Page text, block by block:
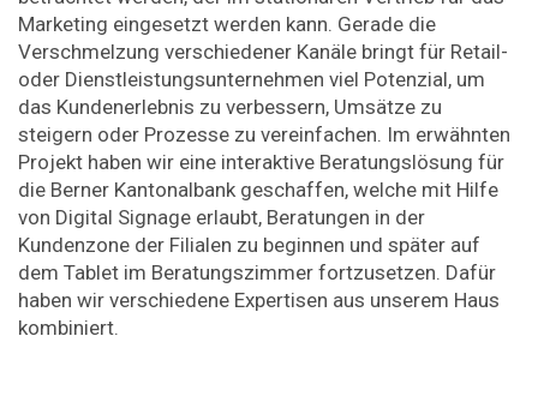
Marketing eingesetzt werden kann. Gerade die
Verschmelzung verschiedener Kanäle bringt für Retail-
oder Dienstleistungsunternehmen viel Potenzial, um
das Kundenerlebnis zu verbessern, Umsätze zu
steigern oder Prozesse zu vereinfachen. Im erwähnten
Projekt haben wir eine interaktive Beratungslösung für
die Berner Kantonalbank geschaffen, welche mit Hilfe
von Digital Signage erlaubt, Beratungen in der
Kundenzone der Filialen zu beginnen und später auf
dem Tablet im Beratungszimmer fortzusetzen. Dafür
haben wir verschiedene Expertisen aus unserem Haus
kombiniert.